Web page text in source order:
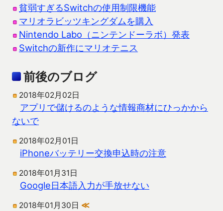
貧弱すぎるSwitchの使用制限機能
マリオラビッツキングダムを購入
Nintendo Labo（ニンテンドーラボ）発表
Switchの新作にマリオテニス
前後のブログ
2018年02月02日
アプリで儲けるのような情報商材にひっかから
ないで
2018年02月01日
iPhoneバッテリー交換申込時の注意
2018年01月31日
Google日本語入力が手放せない
2018年01月30日 ≪